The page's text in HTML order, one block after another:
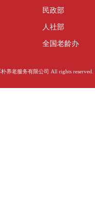
民政部
人社部
全国老龄办
养老服务有限公司 All rights reserved.